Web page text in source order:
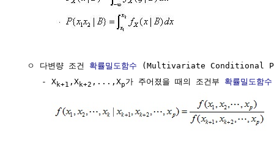
  ㅇ 다변량 조건
확률밀도함수 (Multivariate Conditional
     - X
k+1 ,Xk+2 ,...,Xp가 주어졌을 때의 조건부 확률밀도함수